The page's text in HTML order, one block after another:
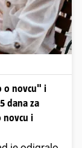
o novcu" i
dana za
novcu i